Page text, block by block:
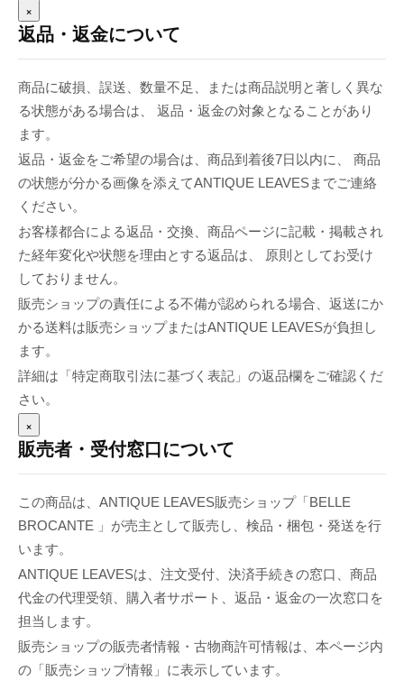
×
返品・返金について
商品に破損、誤送、数量不足、または商品説明と著しく異な
る状態がある場合は、 返品・返金の対象となることがあり
ます。
返品・返金をご希望の場合は、商品到着後7日以内に、 商品
の状態が分かる画像を添えてANTIQUE LEAVESまでご連絡
ください。
お客様都合による返品・交換、商品ページに記載・掲載され
た経年変化や状態を理由とする返品は、 原則としてお受け
しておりません。
販売ショップの責任による不備が認められる場合、返送にか
かる送料は販売ショップまたはANTIQUE LEAVESが負担し
ます。
詳細は「特定商取引法に基づく表記」の返品欄をご確認くだ
さい。
×
販売者・受付窓口について
この商品は、ANTIQUE LEAVES販売ショップ「BELLE
BROCANTE 」が売主として販売し、検品・梱包・発送を行
います。
ANTIQUE LEAVESは、注文受付、決済手続きの窓口、商品
代金の代理受領、購入者サポート、返品・返金の一次窓口を
担当します。
販売ショップの販売者情報・古物商許可情報は、本ページ内
の「販売ショップ情報」に表示しています。